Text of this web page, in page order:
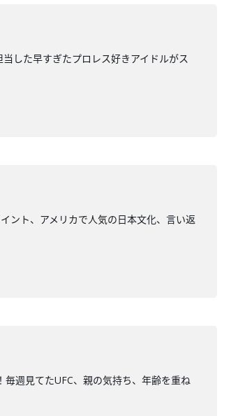
した早すぎたプロレス好きアイドルがス
ント、アメリカで人気の日本文化、言い返
週見てたUFC、親の気持ち、年齢を重ね